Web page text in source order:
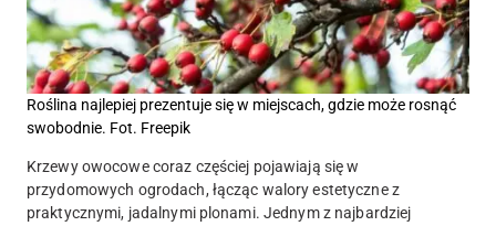
Roślina najlepiej prezentuje się w miejscach, gdzie może rosnąć
swobodnie. Fot. Freepik
Krzewy owocowe coraz częściej pojawiają się w
przydomowych ogrodach, łącząc walory estetyczne z
praktycznymi, jadalnymi plonami. Jednym z najbardziej